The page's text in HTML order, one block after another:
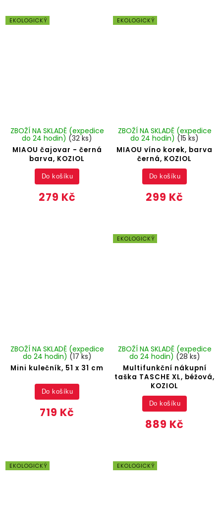
EKOLOGICKÝ
MIAOU čajovar - černá
barva, KOZIOL
ZBOŽÍ NA SKLADĚ (expedice
do 24 hodin) (32 ks)
279 Kč
Do košíku
EKOLOGICKÝ
MIAOU víno korek, barva
černá, KOZIOL
ZBOŽÍ NA SKLADĚ (expedice
do 24 hodin) (15 ks)
299 Kč
Do košíku
Mini kulečník, 51 x 31 cm
ZBOŽÍ NA SKLADĚ (expedice
do 24 hodin) (17 ks)
719 Kč
Do košíku
EKOLOGICKÝ
Multifunkční nákupní
taška TASCHE XL, béžová,
KOZIOL
ZBOŽÍ NA SKLADĚ (expedice
do 24 hodin) (28 ks)
889 Kč
Do košíku
EKOLOGICKÝ EKOLOGICKÝ